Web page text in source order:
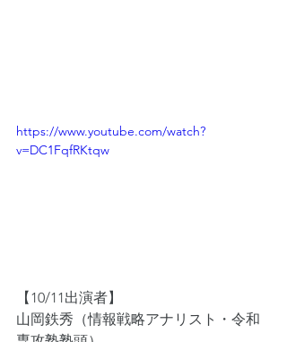
https://www.youtube.com/watch?
v=DC1FqfRKtqw
【10/11出演者】
山岡鉄秀（情報戦略アナリスト・令和